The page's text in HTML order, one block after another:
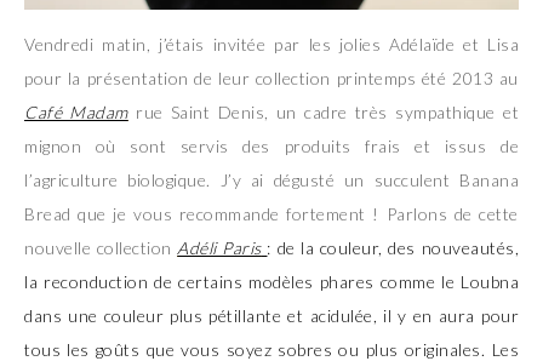
Vendredi matin, j’étais invitée par les jolies Adélaïde et Lisa
pour la présentation de leur collection printemps été 2013 au
Café Madamrue Saint Denis, un cadre très sympathique et
mignon où sont servis des produits frais et issus de
l’agriculture biologique. J’y ai dégusté un succulent Banana
Bread que je vous recommande fortement ! Parlons de cette
nouvelle collection Adéli Paris : de la couleur, des nouveautés,
la reconduction de certains modèles phares comme le Loubna
dans une couleur plus pétillante et acidulée, il y en aura pour
tous les goûts que vous soyez sobres ou plus originales. Les